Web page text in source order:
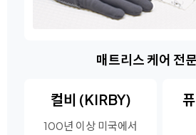
매트리스 케어 전
컬비 (KIRBY)
100년 이상 미국에서